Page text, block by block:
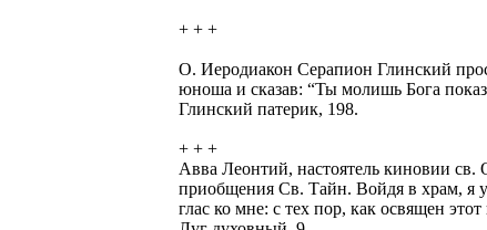
+ + +
О. Иеродиакон Серапион Глинский
юноша и сказав: “Ты молишь Бога
Глинский патерик, 198.
+ + +
Авва Леонтий, настоятель киновии
приобщения Св. Тайн. Войдя в храм, я
глас ко мне: с тех пор, как освящен